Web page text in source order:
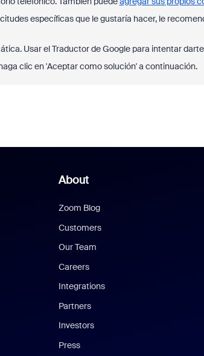
específicas que le gustaría hacer, le
Usar el Traductor de Google para intentar
clic en 'Aceptar como solución' a continuación.
About
Zoom Blog
Customers
Our Team
Careers
Integrations
Partners
Investors
Press